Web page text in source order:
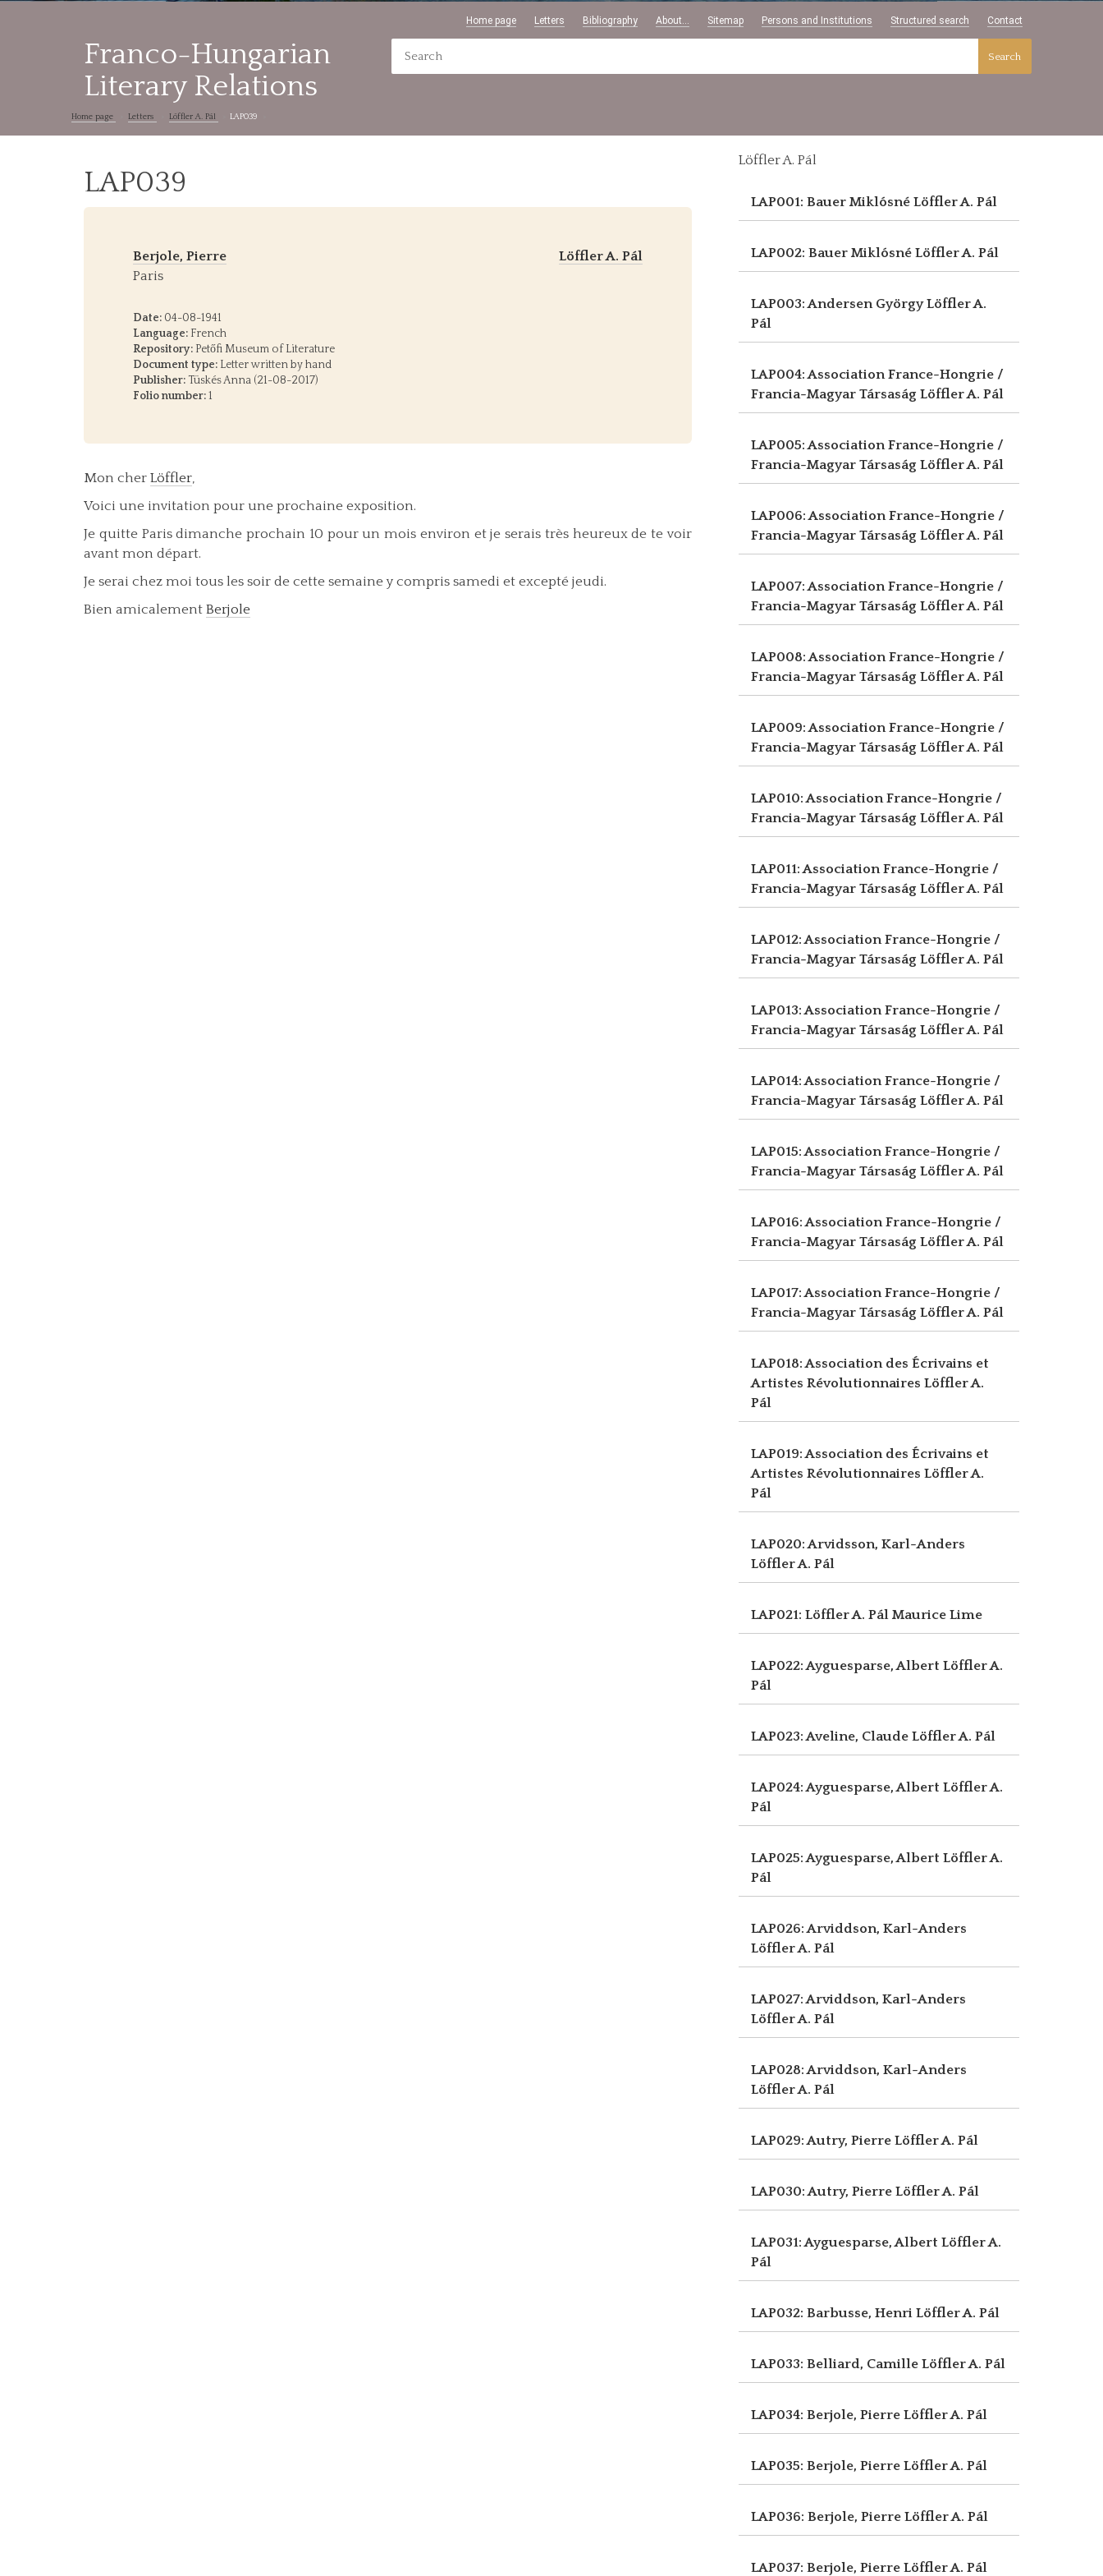
Home page Letters Bibliography About... Sitemap Persons and Institutions Structured search Contact
Franco-Hungarian
Literary Relations
Search
Home page Letters Löffler A. Pál LAP039
LAP039
Berjole, Pierre
Löffler A. Pál
Paris
Date: 04-08-1941
Language: French
Repository: Petőfi Museum of Literature
Document type: Letter written by hand
Publisher: Tüskés Anna (21-08-2017)
Folio number:1
Mon cher Löffler,
Voici une invitation pour une prochaine exposition.
Je quitte Paris dimanche prochain 10 pour un mois environ et je serais très heureux de te voir
avant mon départ.
Je serai chez moi tous les soir de cette semaine y compris samedi et excepté jeudi.
Bien amicalement Berjole
Löffler A. Pál
LAP001: Bauer Miklósné Löffler A. Pál
LAP002: Bauer Miklósné Löffler A. Pál
LAP003: Andersen GyörgyLöffler A.
Pál
LAP004: Association France-Hongrie /
Francia-Magyar Társaság Löffler A. Pál
LAP005: Association France-Hongrie /
Francia-Magyar Társaság Löffler A. Pál
LAP006: Association France-Hongrie /
Francia-Magyar Társaság Löffler A. Pál
LAP007: Association France-Hongrie /
Francia-Magyar Társaság Löffler A. Pál
LAP008: Association France-Hongrie /
Francia-Magyar Társaság Löffler A. Pál
LAP009: Association France-Hongrie /
Francia-Magyar Társaság Löffler A. Pál
LAP010: Association France-Hongrie /
Francia-Magyar Társaság Löffler A. Pál
LAP011: Association France-Hongrie /
Francia-Magyar Társaság Löffler A. Pál
LAP012: Association France-Hongrie /
Francia-Magyar Társaság Löffler A. Pál
LAP013: Association France-Hongrie /
Francia-Magyar Társaság Löffler A. Pál
LAP014: Association France-Hongrie /
Francia-Magyar Társaság Löffler A. Pál
LAP015: Association France-Hongrie /
Francia-Magyar Társaság Löffler A. Pál
LAP016: Association France-Hongrie /
Francia-Magyar Társaság Löffler A. Pál
LAP017: Association France-Hongrie /
Francia-Magyar Társaság Löffler A. Pál
LAP018: Association des Écrivains et
Artistes Révolutionnaires Löffler A.
Pál
LAP019: Association des Écrivains et
Artistes Révolutionnaires Löffler A.
Pál
LAP020: Arvidsson, Karl-Anders
Löffler A. Pál
LAP021: Löffler A. Pál Maurice Lime
LAP022: Ayguesparse, Albert Löffler A.
Pál
LAP023: Aveline, Claude Löffler A. Pál
LAP024: Ayguesparse, Albert Löffler A.
Pál
LAP025: Ayguesparse, Albert Löffler A.
Pál
LAP026: Arviddson, Karl-Anders
Löffler A. Pál
LAP027: Arviddson, Karl-Anders
Löffler A. Pál
LAP028: Arviddson, Karl-Anders
Löffler A. Pál
LAP029: Autry, Pierre Löffler A. Pál
LAP030: Autry, Pierre Löffler A. Pál
LAP031: Ayguesparse, Albert Löffler A.
Pál
LAP032: Barbusse, Henri Löffler A. Pál
LAP033: Belliard, Camille Löffler A. Pál
LAP034: Berjole, Pierre Löffler A. Pál
LAP035: Berjole, Pierre Löffler A. Pál
LAP036: Berjole, Pierre Löffler A. Pál
LAP037: Berjole, Pierre Löffler A. Pál